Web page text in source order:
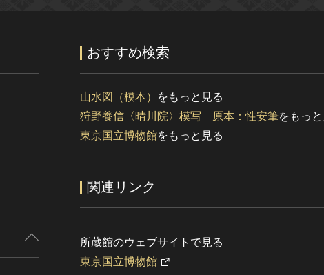
おすすめ検索
山水図（模本）
をもっと見る
狩野養信〈晴川院〉模写 原本：性安筆をもっ
東京国立博物館をもっと見る
関連リンク
所蔵館のウェブサイトで見る
東京国立博物館